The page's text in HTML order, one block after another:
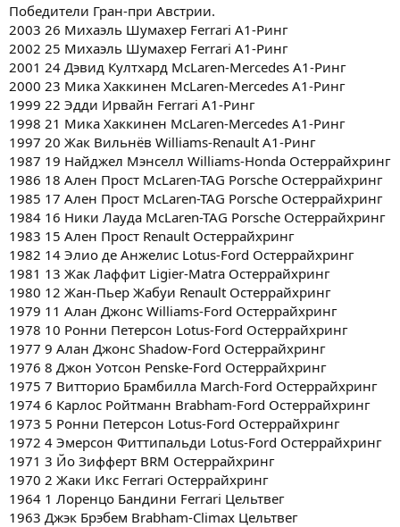
Победители Гран-при Австрии.
2003 26 Михаэль Шумахер Ferrari А1-Ринг
2002 25 Михаэль Шумахер Ferrari А1-Ринг
2001 24 Дэвид Култхард McLaren-Mercedes А1-Ринг
2000 23 Мика Хаккинен McLaren-Mercedes А1-Ринг
1999 22 Эдди Ирвайн Ferrari А1-Ринг
1998 21 Мика Хаккинен McLaren-Mercedes А1-Ринг
1997 20 Жак Вильнёв Williams-Renault А1-Ринг
1987 19 Найджел Мэнселл Williams-Honda Остеррайхринг
1986 18 Ален Прост McLaren-TAG Porsche Остеррайхринг
1985 17 Ален Прост McLaren-TAG Porsche Остеррайхринг
1984 16 Ники Лауда McLaren-TAG Porsche Остеррайхринг
1983 15 Ален Прост Renault Остеррайхринг
1982 14 Элио де Анжелис Lotus-Ford Остеррайхринг
1981 13 Жак Лаффит Ligier-Matra Остеррайхринг
1980 12 Жан-Пьер Жабуи Renault Остеррайхринг
1979 11 Алан Джонс Williams-Ford Остеррайхринг
1978 10 Ронни Петерсон Lotus-Ford Остеррайхринг
1977 9 Алан Джонс Shadow-Ford Остеррайхринг
1976 8 Джон Уотсон Penske-Ford Остеррайхринг
1975 7 Витторио Брамбилла March-Ford Остеррайхринг
1974 6 Карлос Ройтманн Brabham-Ford Остеррайхринг
1973 5 Ронни Петерсон Lotus-Ford Остеррайхринг
1972 4 Эмерсон Фиттипальди Lotus-Ford Остеррайхринг
1971 3 Йо Зифферт BRM Остеррайхринг
1970 2 Жаки Икс Ferrari Остеррайхринг
1964 1 Лоренцо Бандини Ferrari Цельтвег
1963 Джэк Брэбем Brabham-Climax Цельтвег